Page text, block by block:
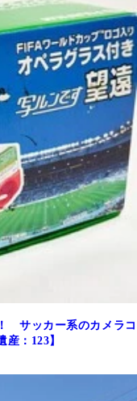
サッカー系のカメラコ
：123】